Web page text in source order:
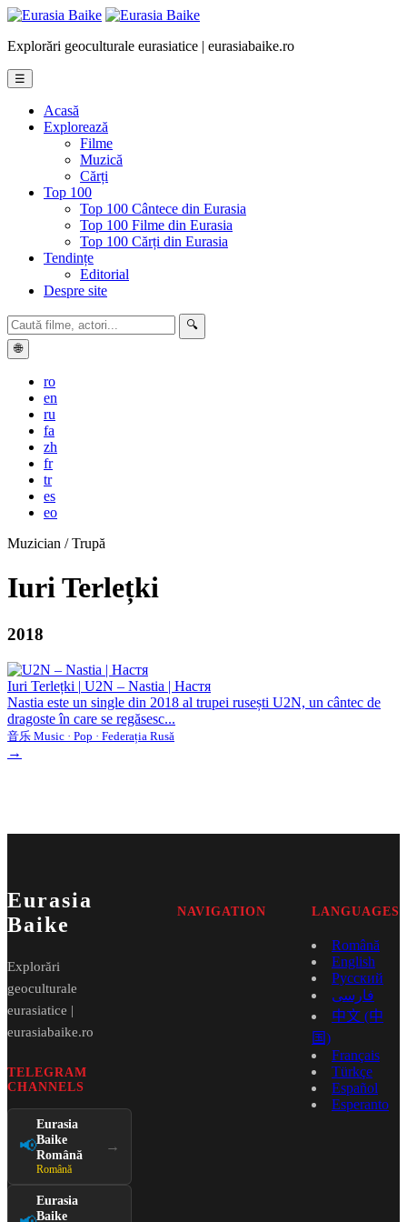
Explorări geoculturale eurasiatice | eurasiabaike.ro
☰
Acasă
Explorează
Filme
Muzică
Cărți
Top 100
Top 100 Cântece din Eurasia
Top 100 Filme din Eurasia
Top 100 Cărți din Eurasia
Tendințe
Editorial
Despre site
🔍
🌐
ro
en
ru
fa
zh
fr
tr
es
eo
Muzician / Trupă
Iuri Terlețki
2018
Iuri Terlețki | U2N – Nastia | Настя
Nastia este un single din 2018 al trupei rusești U2N, un cântec de
dragoste în care se regăsesc...
音乐 Music · Pop · Federația Rusă
→
Eurasia
Baike
Explorări
geoculturale
eurasiatice |
eurasiabaike.ro
TELEGRAM
CHANNELS
📢
Eurasia
Baike
Română
Română
→
Eurasia
Baike
NAVIGATION LANGUAGES
Română
English
Русский
فارسی
中文 (中
国)
Français
Türkçe
Español
Esperanto